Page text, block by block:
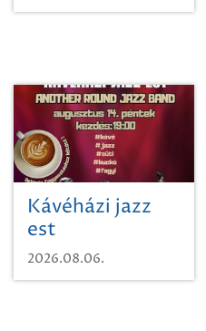
Kávéházi jazz
est
2026.08.06.